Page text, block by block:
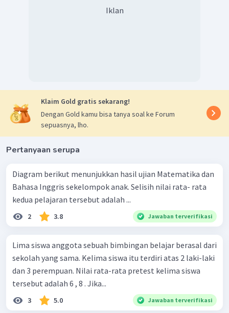
Iklan
Klaim Gold gratis sekarang!
Dengan Gold kamu bisa tanya soal ke Forum
sepuasnya, lho.
Pertanyaan serupa
Diagram berikut menunjukkan hasil ujian Matematika dan
Bahasa Inggris sekelompok anak. Selisih nilai rata- rata
kedua pelajaran tersebut adalah ...
2 3.8 Jawaban terverifikasi
Lima siswa anggota sebuah bimbingan belajar berasal dari
sekolah yang sama. Kelima siswa itu terdiri atas 2 laki-laki
dan 3 perempuan. Nilai rata-rata pretest kelima siswa
tersebut adalah 6 , 8 . Jika...
3 5.0 Jawaban terverifikasi